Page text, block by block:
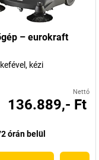
– eurokraft
kézi
Nettó
136.889,- Ft
órán belül